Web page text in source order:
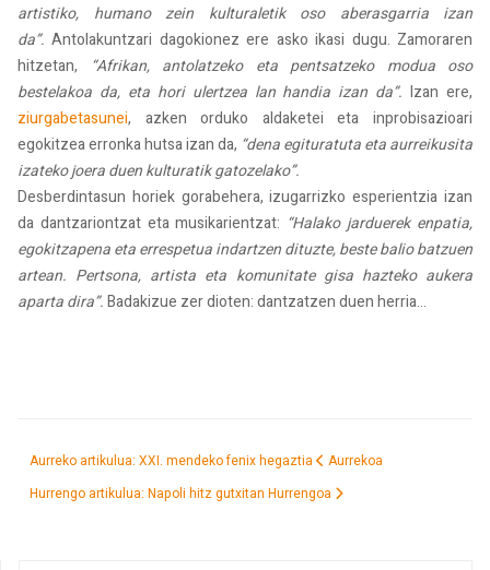
artistiko, humano zein kulturaletik oso aberasgarria izan
da”. Antolakuntzari dagokionez ere asko ikasi dugu. Zamoraren
hitzetan,
“Afrikan, antolatzeko eta pentsatzeko modua oso
bestelakoa da, eta hori ulertzea lan handia izan da”. Izan ere,
ziurgabetasunei, azken orduko aldaketei eta inprobisazioari
egokitzea erronka hutsa izan da, “dena egituratuta eta aurreikusita
izateko joera duen kulturatik gatozelako”.
Desberdintasun horiek gorabehera, izugarrizko esperientzia izan
da dantzariontzat eta musikarientzat: “Halako jarduerek enpatia,
egokitzapena eta errespetua indartzen dituzte, beste balio batzuen
artean. Pertsona, artista eta komunitate gisa hazteko aukera
aparta dira”.Badakizue zer dioten: dantzatzen duen herria…
Aurreko artikulua: XXI. mendeko fenix hegaztia
Aurrekoa
Hurrengo artikulua: Napoli hitz gutxitan Hurrengoa